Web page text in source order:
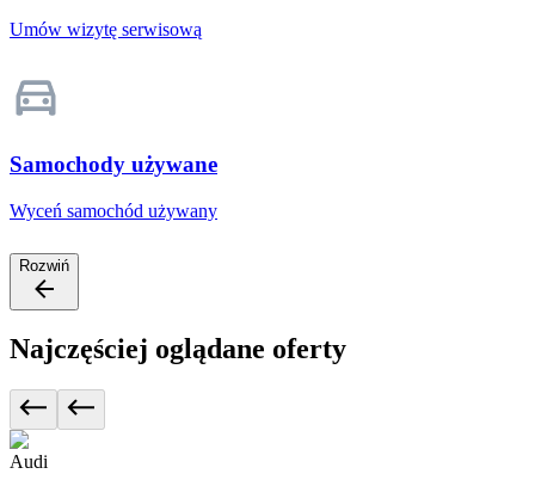
Umów wizytę serwisową
Samochody używane
Wyceń samochód używany
Rozwiń
Najczęściej oglądane oferty
Audi